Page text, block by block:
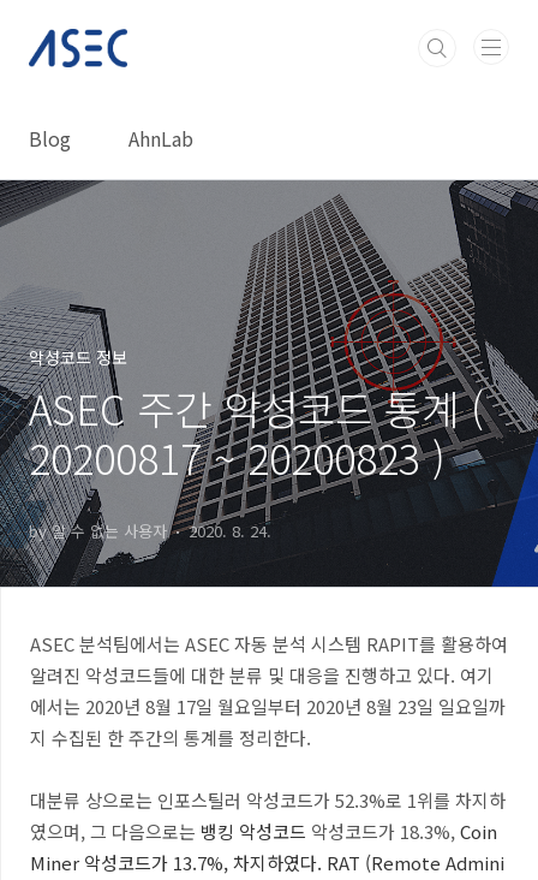
Blog AhnLab
악성코드 정보
ASEC 주간 악성코드 통계 (
20200817 ~ 20200823 )
by 알 수 없는 사용자 2020. 8. 24.
ASEC 분석팀에서는 ASEC 자동 분석 시스템 RAPIT를 활용하여
알려진 악성코드들에 대한 분류 및 대응을 진행하고 있다. 여기
에서는 2020년 8월 17일 월요일부터 2020년 8월 23일 일요일까
지 수집된 한 주간의 통계를 정리한다.
대분류 상으로는 인포스틸러 악성코드가 52.3%로 1위를 차지하
였으며, 그 다음으로는 뱅킹 악성코드 악성코드가 18.3%,Coin
Miner 악성코드가 13.7%,차지하였다. RAT (Remote Admini